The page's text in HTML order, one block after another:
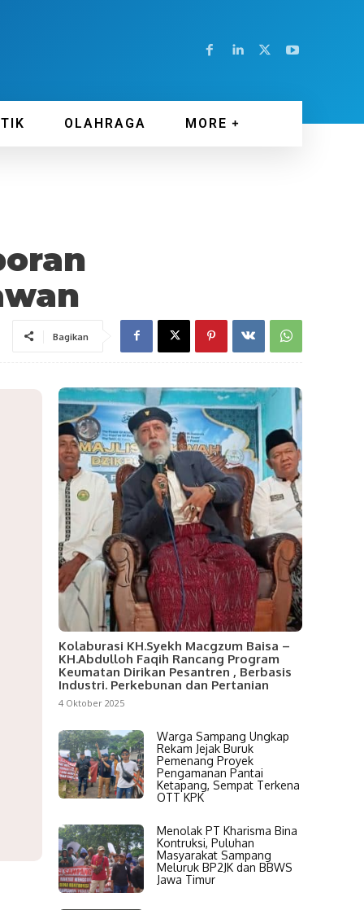
OLAHRAGA MORE
Bagikan
Kolaburasi KH.Syekh Macgzum Baisa –
KH.Abdulloh Faqih Rancang Program
Keumatan Dirikan Pesantren , Berbasis
Industri. Perkebunan dan Pertanian
4 Oktober 2025
Warga Sampang Ungkap
Rekam Jejak Buruk
Pemenang Proyek
Pengamanan Pantai
Ketapang, Sempat Terkena
OTT KPK
Menolak PT Kharisma Bina
Kontruksi, Puluhan
Masyarakat Sampang
Meluruk BP2JK dan BBWS
Jawa Timur